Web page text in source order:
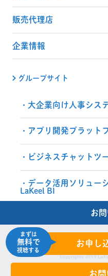
販売代理店
企業情報
グループサイト
大企業向け人事シス
アプリ開発プラット
ビジネスチャットツ
データ活用ソリュー
LaKeel BI
お
まずは
無料で
視聴する
お申し
お